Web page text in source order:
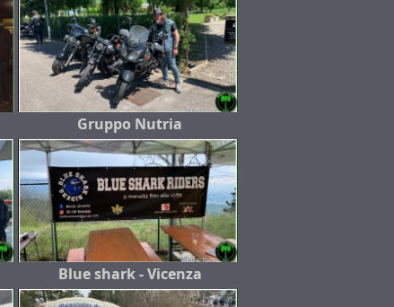
Gruppo Nutria
Blue shark - Vicenza